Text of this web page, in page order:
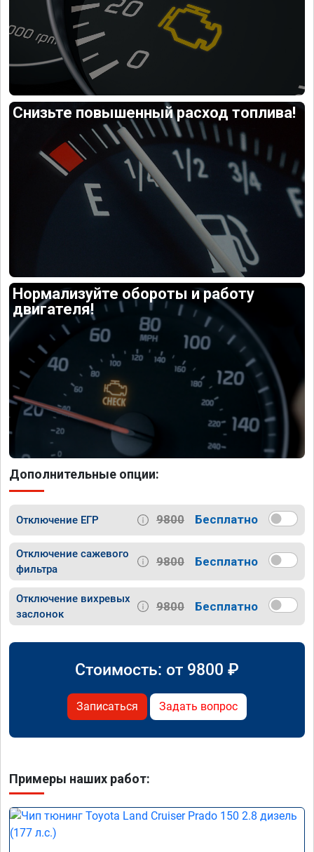
Снизьте повышенный расход топлива!
Нормализуйте обороты и работу
двигателя!
Дополнительные опции:
Отключение ЕГР 9800 Бесплатно
Отключение сажевого
фильтра
9800 Бесплатно
Отключение вихревых
заслонок
9800 Бесплатно
Стоимость: от 9800 ₽
Записаться Задать вопрос
Примеры наших работ: